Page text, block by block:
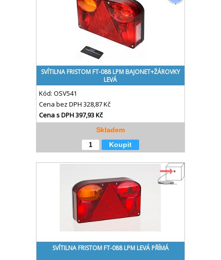
SVÍTILNA FRISTOM FT-088 LPM BAJONET+ŽÁROVKY
LEVÁ
Kód: OSV541
Cena bez DPH 328,87 Kč
Cena s DPH397,93 Kč
Skladem
Koupit
SVÍTILNA FRISTOM FT-088 LPM LEVÁ PŘÍMÁ